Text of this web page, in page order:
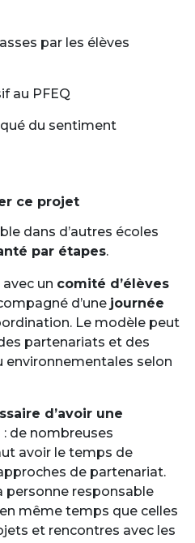
par les élèves
au PFEQ
du sentiment
ce projet
dans d’autres écoles
par étapes.
un comité d’élèves
d’une journée
Le modèle peut
partenariats et des
environnementales selon
d’avoir une
: de nombreuses
avoir le temps de
de partenariat.
personne responsable
même temps que celles
et rencontres avec les